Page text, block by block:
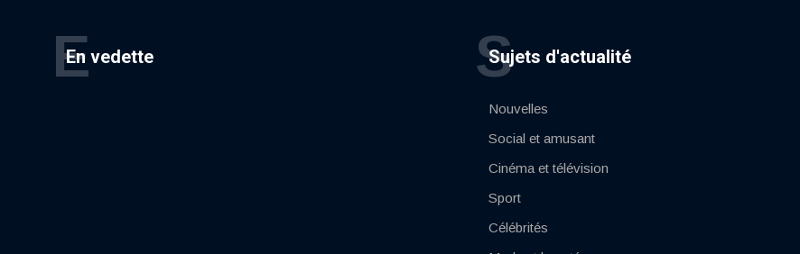
En vedette
E Sujets d'actualité
S
Nouvelles
Social et amusant
Cinéma et télévision
Sport
Célébrités